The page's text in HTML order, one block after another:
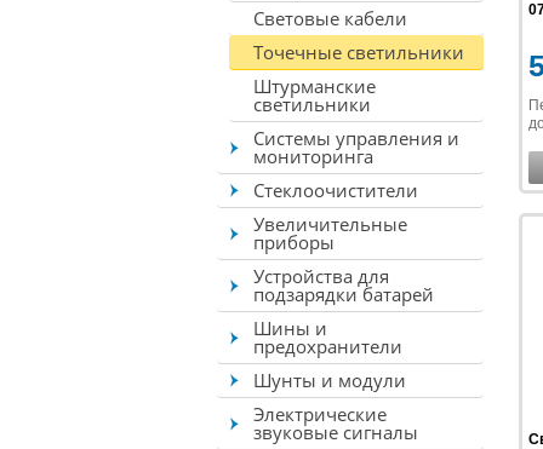
Световые кабели
Точечные светильники
Штурманские
светильники
Системы управления и
мониторинга
Стеклоочистители
Увеличительные
приборы
Устройства для
подзарядки батарей
Шины и
предохранители
Шунты и модули
Электрические
звуковые сигналы